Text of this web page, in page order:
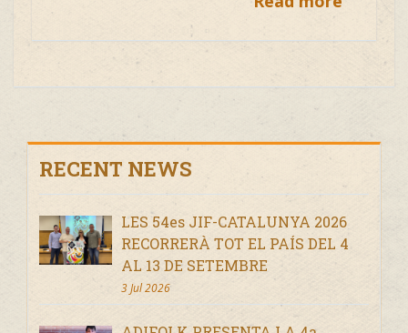
RECENT NEWS
LES 54es JIF-CATALUNYA 2026
RECORRERÀ TOT EL PAÍS DEL 4
AL 13 DE SETEMBRE
3 Jul 2026